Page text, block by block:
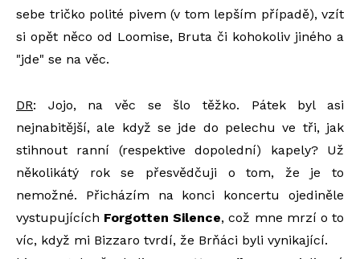
sebe tričko polité pivem (v tom lepším případě), vzít
si opět něco od Loomise, Bruta či kohokoliv jiného a
"jde" se na věc.
DR: Jojo, na věc se šlo těžko. Pátek byl asi
nejnabitější, ale když se jde do pelechu ve tři, jak
stihnout ranní (respektive dopolední) kapely? Už
několikátý rok se přesvědčuji o tom, že je to
nemožné. Přicházím na konci koncertu ojediněle
vystupujících Forgotten Silence, což mne mrzí o to
víc, když mi Bizzaro tvrdí, že Brňáci byli vynikající.